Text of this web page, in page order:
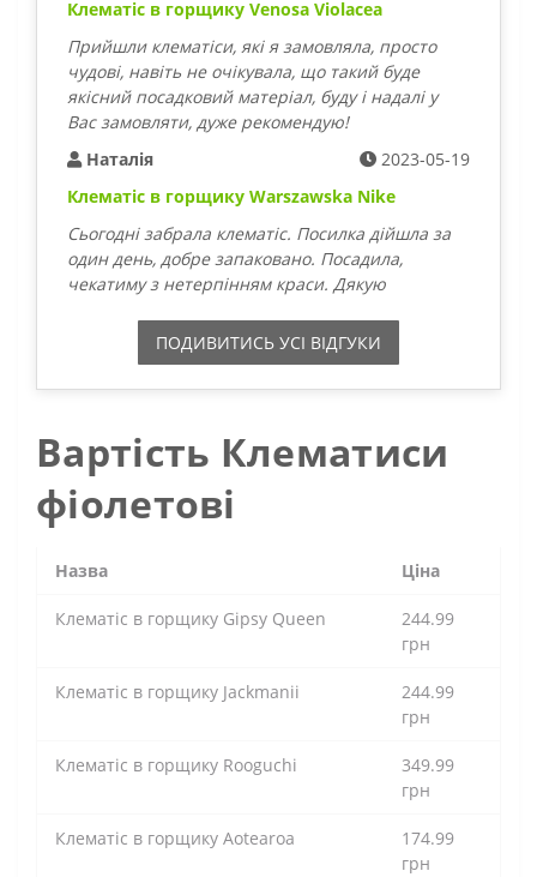
Клематіс в горщику Venosa Violacea
Прийшли клематіси, які я замовляла, просто
чудові, навіть не очікувала, що такий буде
якісний посадковий матеріал, буду і надалі у
Вас замовляти, дуже рекомендую!
Наталія
2023-05-19
Клематіс в горщику Warszawska Nike
Сьогодні забрала клематіс. Посилка дійшла за
один день, добре запаковано. Посадила,
чекатиму з нетерпінням краси. Дякую
ПОДИВИТИСЬ УСI ВIДГУКИ
Вартість Клематиси
фіолетові
Назва Ціна
Клематіс в горщику Gipsy Queen
244.99
грн
Клематіс в горщику Jackmanii
244.99
грн
Клематіс в горщику Rooguchi
349.99
грн
Клематіс в горщику Aotearoa
174.99
грн